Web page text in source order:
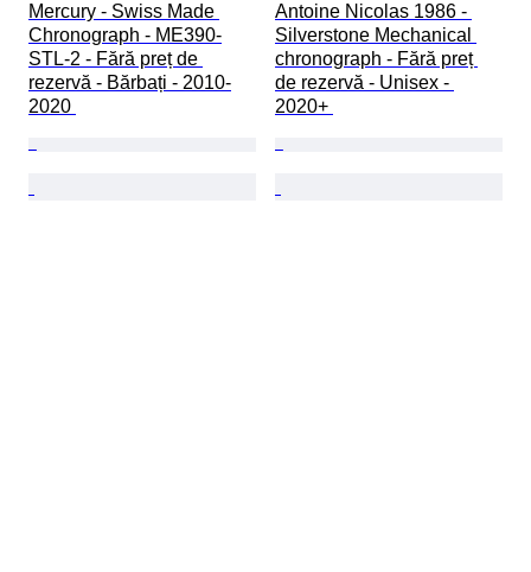
Mercury - Swiss Made
Chronograph - ME390-
STL-2 - Fără preț de
rezervă - Bărbați - 2010-
2020
Antoine Nicolas 1986 -
Silverstone Mechanical
chronograph - Fără preț
de rezervă - Unisex -
2020+